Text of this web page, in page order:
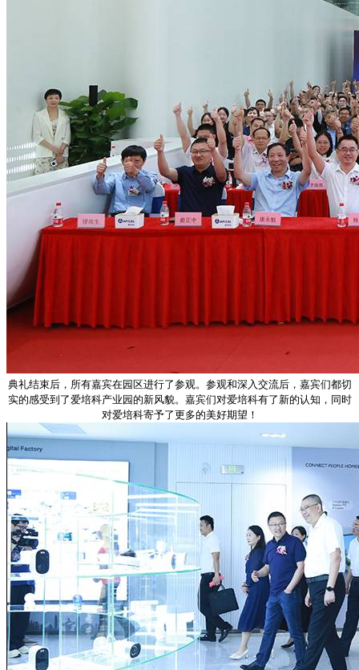
典礼结束后，所有嘉宾在园区进行了参观。参观和深入交流后，嘉宾们都切
实的感受到了爱培科产业园的新风貌。嘉宾们对爱培科有了新的认知，同时
对爱培科寄予了更多的美好期望！